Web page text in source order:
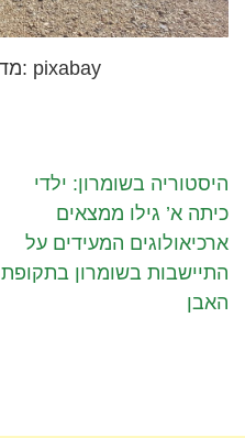
מד”א. באדיבות: pixabay
היסטוריה בשומרון: ילדי
כיתה א’ גילו ממצאים
ארכיאולוגים המעידים על
התיישבות בשומרון בתקופת
האבן